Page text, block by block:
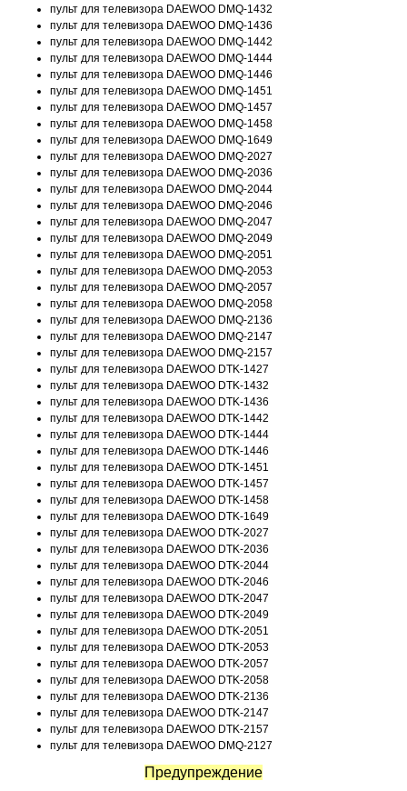
пульт для телевизора DAEWOO DMQ-1432
пульт для телевизора DAEWOO DMQ-1436
пульт для телевизора DAEWOO DMQ-1442
пульт для телевизора DAEWOO DMQ-1444
пульт для телевизора DAEWOO DMQ-1446
пульт для телевизора DAEWOO DMQ-1451
пульт для телевизора DAEWOO DMQ-1457
пульт для телевизора DAEWOO DMQ-1458
пульт для телевизора DAEWOO DMQ-1649
пульт для телевизора DAEWOO DMQ-2027
пульт для телевизора DAEWOO DMQ-2036
пульт для телевизора DAEWOO DMQ-2044
пульт для телевизора DAEWOO DMQ-2046
пульт для телевизора DAEWOO DMQ-2047
пульт для телевизора DAEWOO DMQ-2049
пульт для телевизора DAEWOO DMQ-2051
пульт для телевизора DAEWOO DMQ-2053
пульт для телевизора DAEWOO DMQ-2057
пульт для телевизора DAEWOO DMQ-2058
пульт для телевизора DAEWOO DMQ-2136
пульт для телевизора DAEWOO DMQ-2147
пульт для телевизора DAEWOO DMQ-2157
пульт для телевизора DAEWOO DTK-1427
пульт для телевизора DAEWOO DTK-1432
пульт для телевизора DAEWOO DTK-1436
пульт для телевизора DAEWOO DTK-1442
пульт для телевизора DAEWOO DTK-1444
пульт для телевизора DAEWOO DTK-1446
пульт для телевизора DAEWOO DTK-1451
пульт для телевизора DAEWOO DTK-1457
пульт для телевизора DAEWOO DTK-1458
пульт для телевизора DAEWOO DTK-1649
пульт для телевизора DAEWOO DTK-2027
пульт для телевизора DAEWOO DTK-2036
пульт для телевизора DAEWOO DTK-2044
пульт для телевизора DAEWOO DTK-2046
пульт для телевизора DAEWOO DTK-2047
пульт для телевизора DAEWOO DTK-2049
пульт для телевизора DAEWOO DTK-2051
пульт для телевизора DAEWOO DTK-2053
пульт для телевизора DAEWOO DTK-2057
пульт для телевизора DAEWOO DTK-2058
пульт для телевизора DAEWOO DTK-2136
пульт для телевизора DAEWOO DTK-2147
пульт для телевизора DAEWOO DTK-2157
пульт для телевизора DAEWOO DMQ-2127
Предупреждение